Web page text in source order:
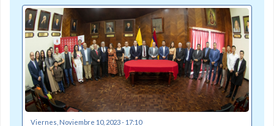
Viernes, Noviembre 10, 2023 - 17:10